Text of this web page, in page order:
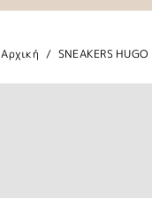
Αρχική SNEAKERS